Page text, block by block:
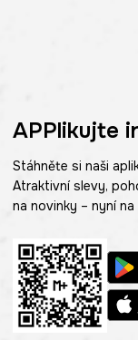
APPlikujte
Stáhněte si naši
Atraktivní slevy,
na novinky – nyní